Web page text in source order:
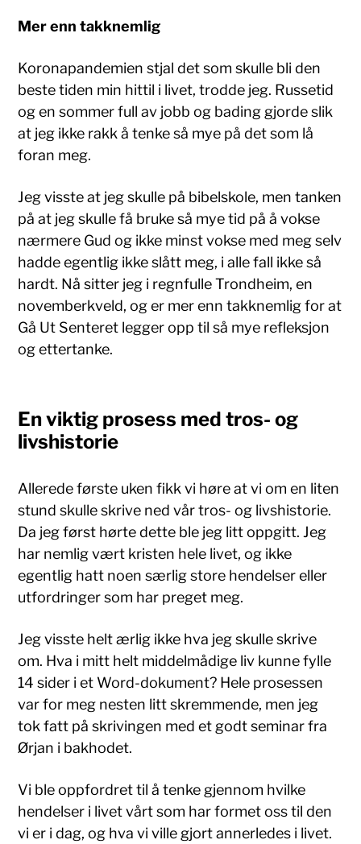
Mer enn takknemlig
Koronapandemien stjal det som skulle bli den
beste tiden min hittil i livet, trodde jeg. Russetid
og en sommer full av jobb og bading gjorde slik
at jeg ikke rakk å tenke så mye på det som lå
foran meg.
Jeg visste at jeg skulle på bibelskole, men tanken
på at jeg skulle få bruke så mye tid på å vokse
nærmere Gud og ikke minst vokse med meg selv
hadde egentlig ikke slått meg, i alle fall ikke så
hardt. Nå sitter jeg i regnfulle Trondheim, en
novemberkveld, og er mer enn takknemlig for at
Gå Ut Senteret legger opp til så mye refleksjon
og ettertanke.
En viktig prosess med tros- og
livshistorie
Allerede første uken fikk vi høre at vi om en liten
stund skulle skrive ned vår tros- og livshistorie.
Da jeg først hørte dette ble jeg litt oppgitt. Jeg
har nemlig vært kristen hele livet, og ikke
egentlig hatt noen særlig store hendelser eller
utfordringer som har preget meg.
Jeg visste helt ærlig ikke hva jeg skulle skrive
om. Hva i mitt helt middelmådige liv kunne fylle
14 sider i et Word-dokument? Hele prosessen
var for meg nesten litt skremmende, men jeg
tok fatt på skrivingen med et godt seminar fra
Ørjan i bakhodet.
Vi ble oppfordret til å tenke gjennom hvilke
hendelser i livet vårt som har formet oss til den
vi er i dag, og hva vi ville gjort annerledes i livet.